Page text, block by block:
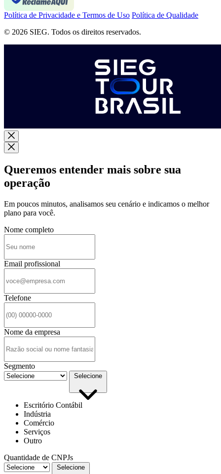
Política de Privacidade e Termos de Uso Política de Qualidade
© 2026 SIEG. Todos os direitos reservados.
Queremos entender mais sobre sua
operação
Em poucos minutos, analisamos seu cenário e indicamos o melhor
plano para você.
Nome completo
Email profissional
Telefone
Nome da empresa
Segmento
Selecione
Escritório Contábil
Indústria
Comércio
Serviços
Outro
Quantidade de CNPJs
Selecione